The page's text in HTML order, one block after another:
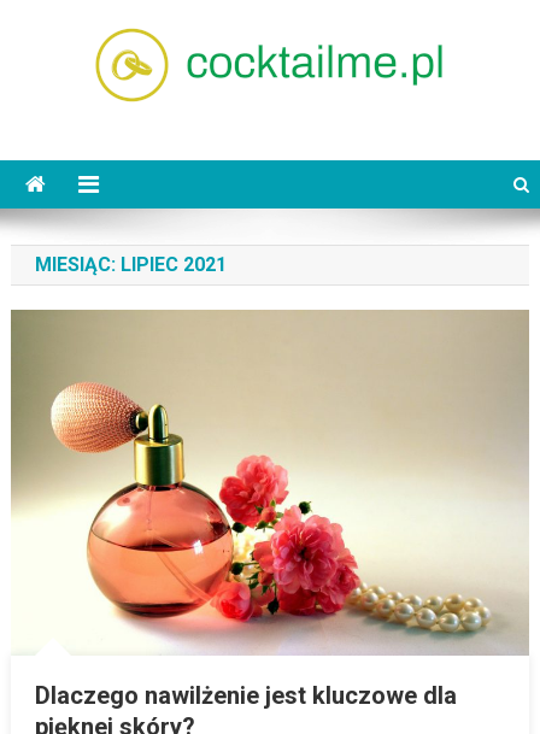
MIESIĄC: LIPIEC 2021
Dlaczego nawilżenie jest kluczowe dla
pięknej skóry?